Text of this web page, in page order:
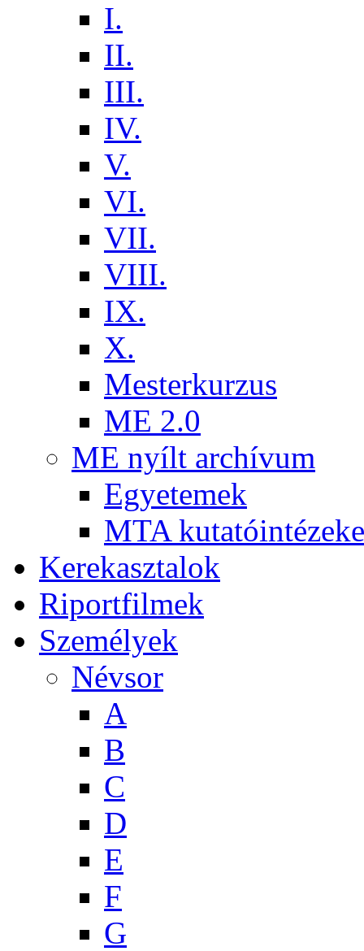
I.
II.
III.
IV.
V.
VI.
VII.
VIII.
IX.
X.
Mesterkurzus
ME 2.0
ME nyílt archívum
Egyetemek
MTA
Kerekasztalok
Riportfilmek
Személyek
Névsor
A
B
C
D
E
F
G